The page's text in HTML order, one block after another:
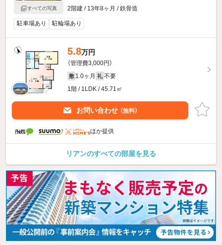
すべての写真
2階建 / 13年8ヶ月 / 鉄骨造
駐車場あり 駐輪場あり
5.8万円
（管理費3,000円）
敷 1.0ヶ月 礼 不要
1階 / 1LDK / 45.71㎡
お問い合わせ （無料）
ほか提供
リアンのすべての部屋を見る